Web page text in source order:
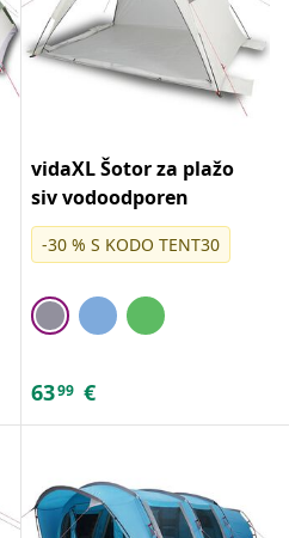
vidaXL Šotor za plažo
siv vodoodporen
-30 % S KODO TENT30
6399 €